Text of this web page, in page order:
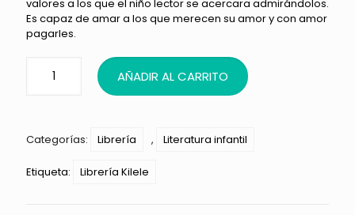
valores a los que el niño lector se acercara admirándolos.
Es capaz de amar a los que merecen su amor y con amor
pagarles.
AÑADIR AL CARRITO
Categorías: Librería , Literatura infantil
Etiqueta: Librería Kilele